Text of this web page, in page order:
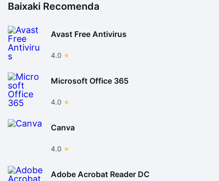
Baixaki Recomenda
Avast Free Antivirus
4.0
Microsoft Office 365
4.0
Canva
4.0
Adobe Acrobat Reader DC